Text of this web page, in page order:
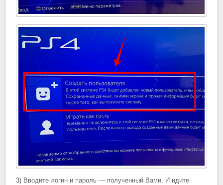
3) Вводите логин и пароль — полученный Вами. И идите